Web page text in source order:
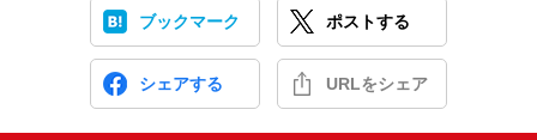
ブックマーク ポストする
シェアする URLをシェア